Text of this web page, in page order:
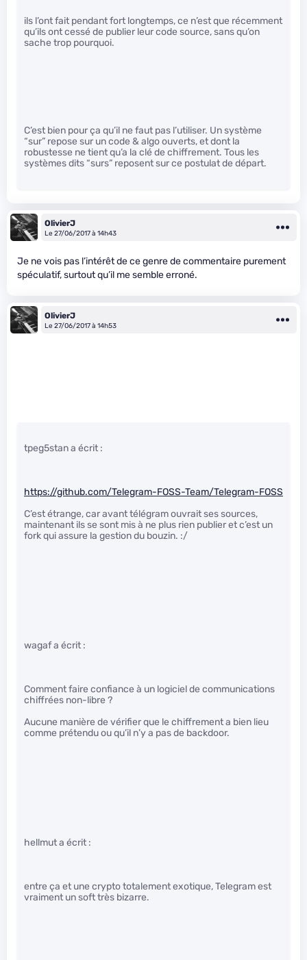
ils l’ont fait pendant fort longtemps, ce n’est que récemment
qu’ils ont cessé de publier leur code source, sans qu’on
sache trop pourquoi.
C’est bien pour ça qu’il ne faut pas l’utiliser. Un système
“sur” repose sur un code & algo ouverts, et dont la
robustesse ne tient qu’a la clé de chiffrement. Tous les
systèmes dits “surs” reposent sur ce postulat de départ.
OlivierJ
Le 27/06/2017 à 14h43
Je ne vois pas l’intérêt de ce genre de commentaire purement
spéculatif, surtout qu’il me semble erroné.
OlivierJ
Le 27/06/2017 à 14h53
tpeg5stan a écrit :
https://github.com/Telegram-FOSS-Team/Telegram-FOSS
C’est étrange, car avant télégram ouvrait ses sources,
maintenant ils se sont mis à ne plus rien publier et c’est un
fork qui assure la gestion du bouzin. :/
wagaf a écrit :
Comment faire confiance à un logiciel de communications
chiffrées non-libre ?
Aucune manière de vérifier que le chiffrement a bien lieu
comme prétendu ou qu’il n’y a pas de backdoor.
hellmut a écrit :
entre ça et une crypto totalement exotique, Telegram est
vraiment un soft très bizarre.